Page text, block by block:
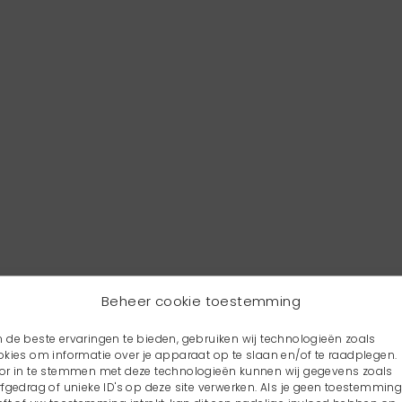
Beheer cookie toestemming
de beste ervaringen te bieden, gebruiken wij technologieën zoals
om informatie over je apparaat op te slaan en/of te raadplegen.
in te stemmen met deze technologieën kunnen wij gegevens zoals
of unieke ID's op deze site verwerken. Als je geen toestemming